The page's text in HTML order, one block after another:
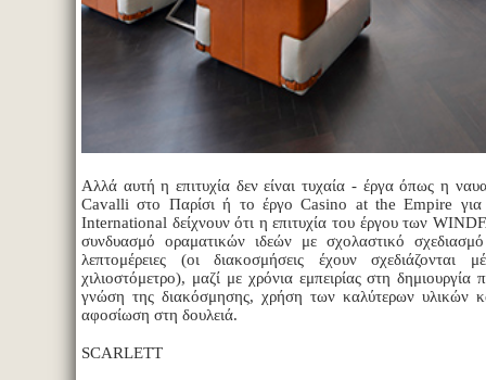
Αλλά αυτή η επιτυχία δεν είναι τυχαία - έργα όπως η
Cavalli στο Παρίσι ή το έργο Casino at the Empire
International δείχνουν ότι η επιτυχία του έργου των
συνδυασμό οραματικών ιδεών με σχολαστικό
λεπτομέρειες (οι διακοσμήσεις έχουν σχεδιάζονται
χιλιοστόμετρο), μαζί με χρόνια εμπειρίας στη δημιουργία
γνώση της διακόσμησης, χρήση των καλύτερων υλικών
αφοσίωση στη δουλειά.
SCARLETT